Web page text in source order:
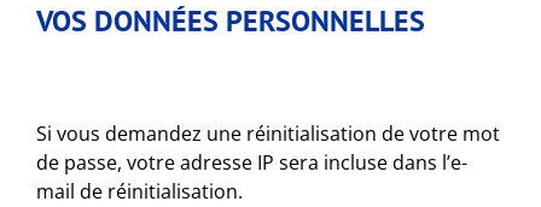
VOS DONNÉES PERSONNELLES
Si vous demandez une réinitialisation de votre mot
de passe, votre adresse IP sera incluse dans l’e-
mail de réinitialisation.